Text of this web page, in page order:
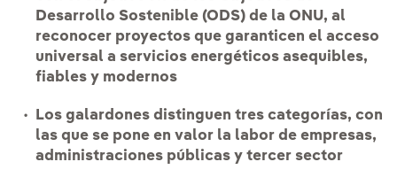
Desarrollo Sostenible (ODS) de la ONU, al
reconocer proyectos que garanticen el acceso
universal a servicios energéticos asequibles,
fiables y modernos
Los galardones distinguen tres categorías, con
las que se pone en valor la labor de empresas,
administraciones públicas y tercer sector